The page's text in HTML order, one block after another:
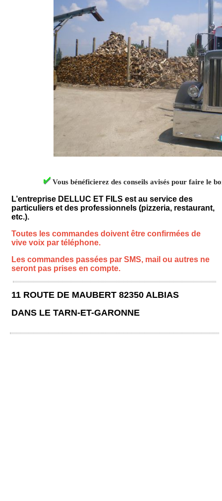
Vous bénéficierez des conseils avisés pour faire le
L’entreprise DELLUC ET FILS est au service des
particuliers et des professionnels (pizzeria, restaurant,
etc.).
Toutes les commandes doivent être confirmées de
vive voix par téléphone.
Les commandes passées par SMS, mail ou autres ne
seront pas prises en compte.
11 ROUTE DE MAUBERT 82350 ALBIAS
DANS LE TARN-ET-GARONNE